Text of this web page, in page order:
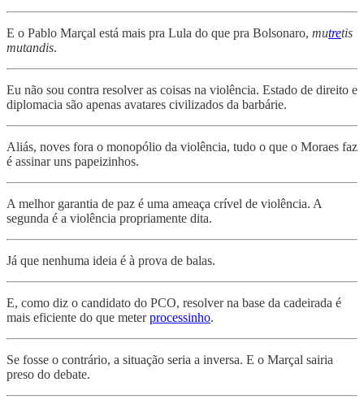
E o Pablo Marçal está mais pra Lula do que pra Bolsonaro, mutretis
mutandis.
Eu não sou contra resolver as coisas na violência. Estado de direito e
diplomacia são apenas avatares civilizados da barbárie.
Aliás, noves fora o monopólio da violência, tudo o que o Moraes faz
é assinar uns papeizinhos.
A melhor garantia de paz é uma ameaça crível de violência. A
segunda é a violência propriamente dita.
Já que nenhuma ideia é à prova de balas.
E, como diz o candidato do PCO, resolver na base da cadeirada é
mais eficiente do que meterprocessinho.
Se fosse o contrário, a situação seria a inversa. E o Marçal sairia
preso do debate.